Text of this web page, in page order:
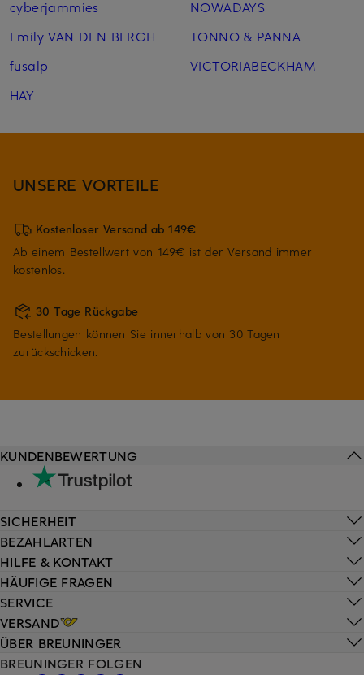
cyberjammies
Emily VAN DEN BERGH
fusalp
HAY
NOWADAYS
TONNO & PANNA
VICTORIABECKHAM
UNSERE VORTEILE
Kostenloser Versand ab 149€
Ab einem Bestellwert von 149€ ist der Versand immer
kostenlos.
30 Tage Rückgabe
Bestellungen können Sie innerhalb von 30 Tagen
zurückschicken.
HILFE & KONTAKT
HÄUFIGE FRAGEN
SERVICE
VERSAND
KUNDENBEWERTUNG
SICHERHEIT
BEZAHLARTEN
ÜBER BREUNINGER
BREUNINGER FOLGEN